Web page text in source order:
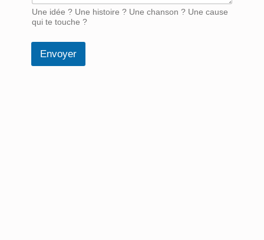
Une idée ? Une histoire ? Une chanson ? Une cause
qui te touche ?
Envoyer